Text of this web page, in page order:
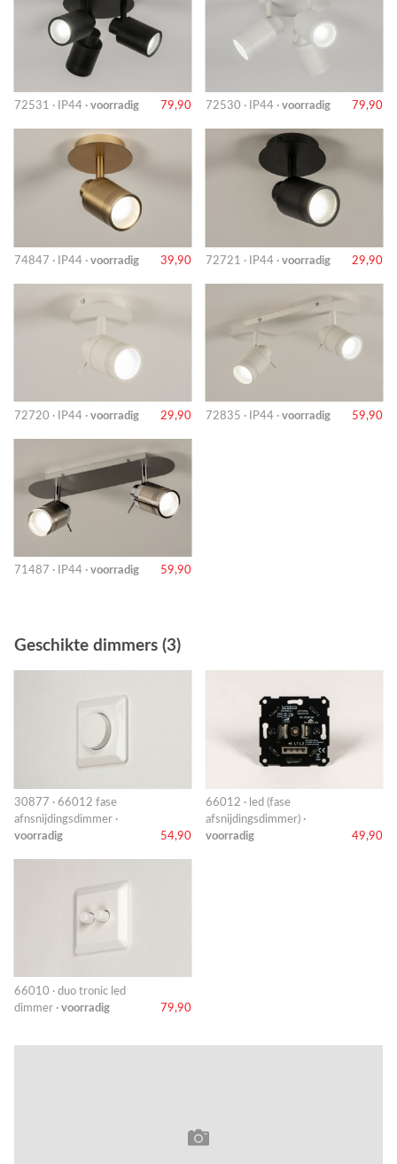
72531 · IP44 · voorradig 79,90 72530 · IP44 · voorradig 79,90
74847 · IP44 · voorradig 39,90 72721 · IP44 · voorradig 29,90
72720 · IP44 · voorradig 29,90 72835 · IP44 · voorradig 59,90
71487 · IP44 · voorradig 59,90
Geschikte dimmers (3)
30877 · 66012 fase
afnsnijdingsdimmer ·
voorradig
54,90
66012 · led (fase
afsnijdingsdimmer) ·
voorradig
49,90
66010 · duo tronic led
dimmer · voorradig 79,90